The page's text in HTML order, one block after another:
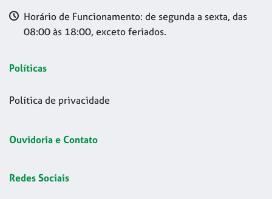
Horário de Funcionamento: de segunda a sexta, das
08:00 às 18:00, exceto feriados.
Políticas
Política de privacidade
Ouvidoria e Contato
Redes Sociais